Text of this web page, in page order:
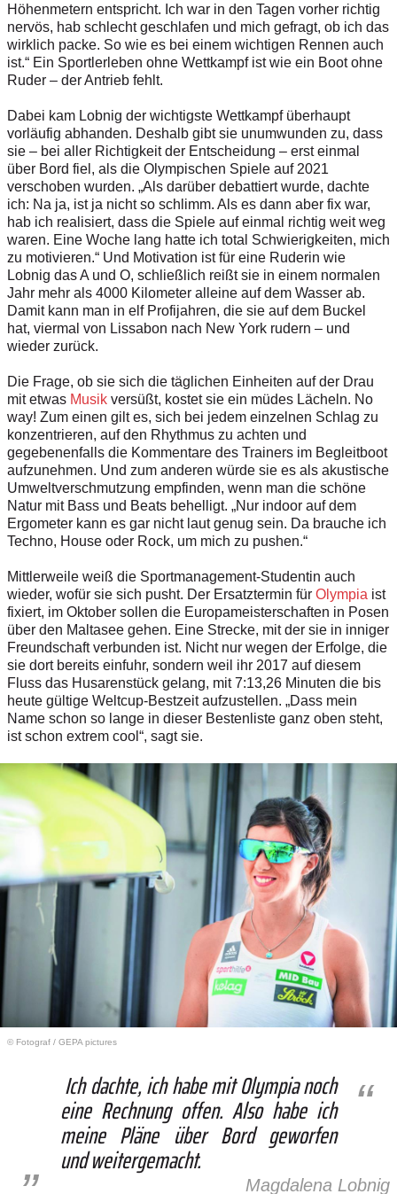
Höhenmetern entspricht. Ich war in den Tagen vorher richtig
nervös, hab schlecht geschlafen und mich gefragt, ob ich das
wirklich packe. So wie es bei einem wichtigen Rennen auch
ist.“ Ein Sportlerleben ohne Wettkampf ist wie ein Boot ohne
Ruder – der Antrieb fehlt.
Dabei kam Lobnig der wichtigste Wettkampf überhaupt
vorläufig abhanden. Deshalb gibt sie unumwunden zu, dass
sie – bei aller Richtigkeit der Entscheidung – erst einmal
über Bord fiel, als die Olympischen Spiele auf 2021
verschoben wurden. „Als darüber debattiert wurde, dachte
ich: Na ja, ist ja nicht so schlimm. Als es dann aber fix war,
hab ich realisiert, dass die Spiele auf einmal richtig weit weg
waren. Eine Woche lang hatte ich total Schwierigkeiten, mich
zu motivieren.“ Und Motivation ist für eine Ruderin wie
Lobnig das A und O, schließlich reißt sie in einem normalen
Jahr mehr als 4000 Kilometer alleine auf dem Wasser ab.
Damit kann man in elf Profijahren, die sie auf dem Buckel
hat, viermal von Lissabon nach New York rudern – und
wieder zurück.
Die Frage, ob sie sich die täglichen Einheiten auf der Drau
mit etwas Musik versüßt, kostet sie ein müdes Lächeln. No
way! Zum einen gilt es, sich bei jedem einzelnen Schlag zu
konzentrieren, auf den Rhythmus zu achten und
gegebenenfalls die Kommentare des Trainers im Begleitboot
aufzunehmen. Und zum anderen würde sie es als akustische
Umweltverschmutzung empfinden, wenn man die schöne
Natur mit Bass und Beats behelligt. „Nur indoor auf dem
Ergometer kann es gar nicht laut genug sein. Da brauche ich
Techno, House oder Rock, um mich zu pushen.“
Mittlerweile weiß die Sportmanagement-Studentin auch
wieder, wofür sie sich pusht. Der Ersatztermin für Olympia ist
fixiert, im Oktober sollen die Europameisterschaften in Posen
über den Maltasee gehen. Eine Strecke, mit der sie in inniger
Freundschaft verbunden ist. Nicht nur wegen der Erfolge, die
sie dort bereits einfuhr, sondern weil ihr 2017 auf diesem
Fluss das Husarenstück gelang, mit 7:13,26 Minuten die bis
heute gültige Weltcup-Bestzeit aufzustellen. „Dass mein
Name schon so lange in dieser Bestenliste ganz oben steht,
ist schon extrem cool“, sagt sie.
© Fotograf / GEPA pictures
Ich dachte, ich habe mit Olympia noch
eine Rechnung offen. Also habe ich
meine Pläne über Bord geworfen
und weitergemacht.
Magdalena Lobnig